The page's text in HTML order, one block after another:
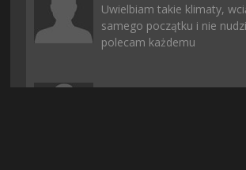
Uwielbiam takie klimaty,
samego początku i nie
polecam każdemu